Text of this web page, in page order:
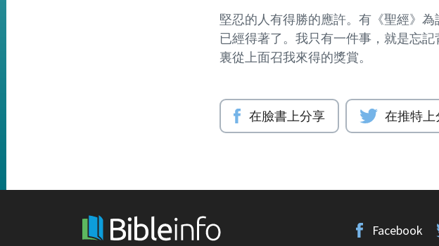
堅忍的人有得勝的應許。有《聖經》
已經得著了。我只有一件事，就是忘
裏從上面召我來得的獎賞。
在臉書上分享 在推特上
Facebook